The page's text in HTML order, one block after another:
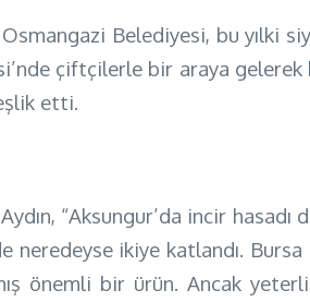
Belediyesi, bu yılki
çiftçilerle bir araya gelerek
etti.
“Aksungur’da incir hasadı
ikiye katlandı.
önemli bir ürün. Ancak